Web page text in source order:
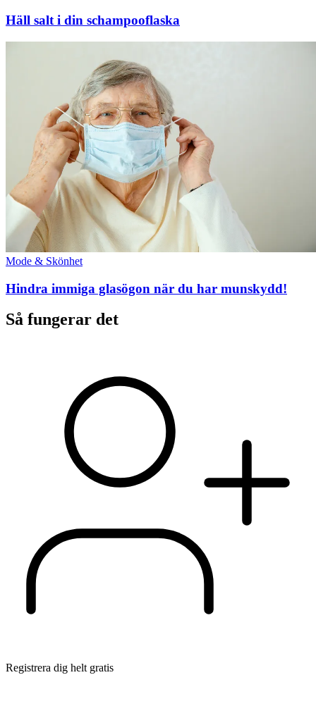
Häll salt i din schampooflaska
Mode & Skönhet
Hindra immiga glasögon när du har munskydd!
Så fungerar det
Registrera dig helt gratis